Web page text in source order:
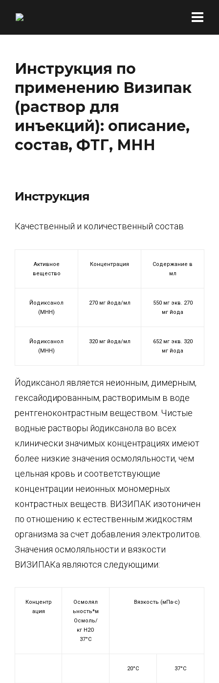
Инструкция по
применению Визипак
(раствор для
инъекций): описание,
состав, ФТГ, МНН
Инструкция
Качественный и количественный состав
Активное
вещество
Концентрация
Содержание в
мл
Йодиксанол
(МНН)
270 мг йода/мл
550 мг экв. 270
мг йода
Йодиксанол
(МНН)
320 мг йода/мл
652 мг экв. 320
мг йода
Йодиксанол является неионным, димерным,
гексайодированным, растворимым в воде
рентгеноконтрастным веществом. Чистые
водные растворы йодиксанола во всех
клинически значимых концентрациях имеют
более низкие значения осмоляльности, чем
цельная кровь и соответствующие
концентрации неионных мономерных
контрастных веществ. ВИЗИПАК изотоничен
по отношению к естественным жидкостям
организма за счет добавления электролитов.
Значения осмоляльности и вязкости
ВИЗИПАКа являются следующими:
Концентр
ация
Осмолял
ьность*м
Осмоль/
кг Н2О
37°С
Вязкость (мПа-с)
20°С 37°С